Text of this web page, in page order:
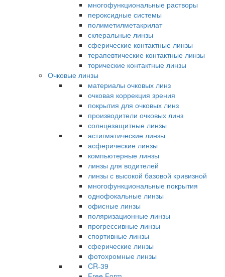
многофункциональные растворы
пероксидные системы
полиметилметакрилат
склеральные линзы
сферические контактные линзы
терапевтические контактные линзы
торические контактные линзы
Очковые линзы
материалы очковых линз
очковая коррекция зрения
покрытия для очковых линз
производители очковых линз
солнцезащитные линзы
астигматические линзы
асферические линзы
компьютерные линзы
линзы для водителей
линзы с высокой базовой кривизной
многофункциональные покрытия
однофокальные линзы
офисные линзы
поляризационные линзы
прогрессивные линзы
спортивные линзы
сферические линзы
фотохромные линзы
CR-39